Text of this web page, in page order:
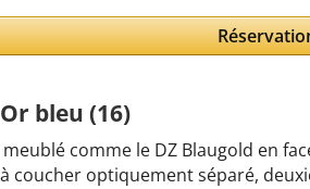
bleu (16)
comme le DZ Blaugold en
coucher optiquement séparé,